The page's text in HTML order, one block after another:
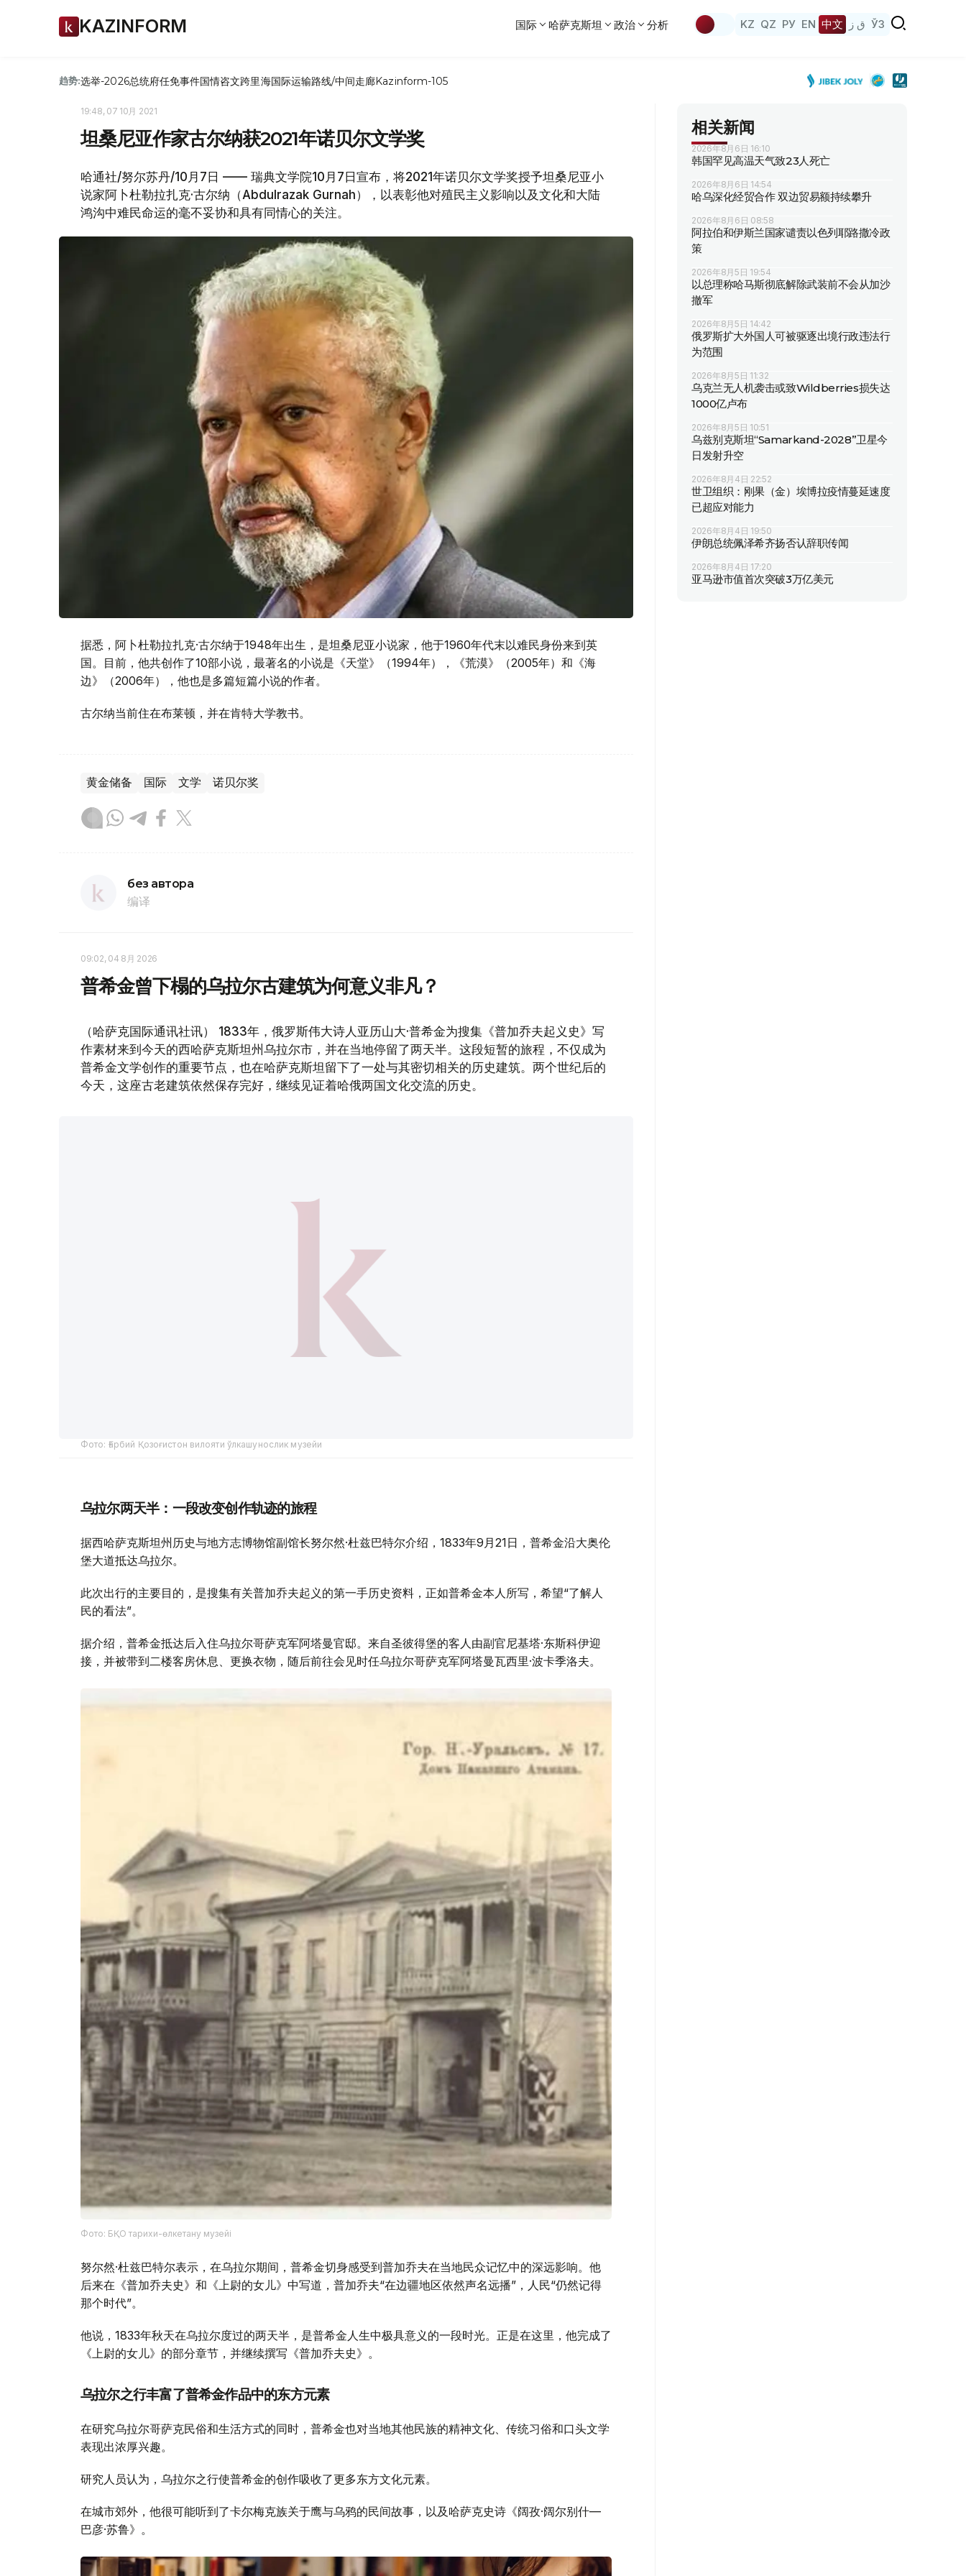
KAZINFORM 国际 哈萨克斯坦 政治 分析 KZ QZ РУ EN 中文 ق ز ЎЗ
趋势:选举-2026总统府任免事件国情咨文跨里海国际运输路线/中间走廊Kazinform-105
19:48, 07 10月 2021
坦桑尼亚作家古尔纳获2021年诺贝尔文学奖
哈通社/努尔苏丹/10月7日 —— 瑞典文学院10月7日宣布，将2021年诺贝尔文学奖授予坦桑尼亚小
说家阿卜杜勒拉扎克·古尔纳（Abdulrazak Gurnah），以表彰他对殖民主义影响以及文化和大陆
鸿沟中难民命运的毫不妥协和具有同情心的关注。
据悉，阿卜杜勒拉扎克·古尔纳于1948年出生，是坦桑尼亚小说家，他于1960年代末以难民身份来到英
国。目前，他共创作了10部小说，最著名的小说是《天堂》（1994年），《荒漠》（2005年）和《海
边》（2006年），他也是多篇短篇小说的作者。
古尔纳当前住在布莱顿，并在肯特大学教书。
黄金储备 国际 文学 诺贝尔奖
без автора
编译
09:02, 04 8月 2026
普希金曾下榻的乌拉尔古建筑为何意义非凡？
（哈萨克国际通讯社讯） 1833年，俄罗斯伟大诗人亚历山大·普希金为搜集《普加乔夫起义史》写
作素材来到今天的西哈萨克斯坦州乌拉尔市，并在当地停留了两天半。这段短暂的旅程，不仅成为
普希金文学创作的重要节点，也在哈萨克斯坦留下了一处与其密切相关的历史建筑。两个世纪后的
今天，这座古老建筑依然保存完好，继续见证着哈俄两国文化交流的历史。
Фото: Ғарбий Қозоғистон вилояти ўлкашунослик музейи
乌拉尔两天半：一段改变创作轨迹的旅程
据西哈萨克斯坦州历史与地方志博物馆副馆长努尔然·杜兹巴特尔介绍，1833年9月21日，普希金沿大奥伦
堡大道抵达乌拉尔。
此次出行的主要目的，是搜集有关普加乔夫起义的第一手历史资料，正如普希金本人所写，希望“了解人
民的看法”。
据介绍，普希金抵达后入住乌拉尔哥萨克军阿塔曼官邸。来自圣彼得堡的客人由副官尼基塔·东斯科伊迎
接，并被带到二楼客房休息、更换衣物，随后前往会见时任乌拉尔哥萨克军阿塔曼瓦西里·波卡季洛夫。
Фото: БҚО тарихи-өлкетану музейі
努尔然·杜兹巴特尔表示，在乌拉尔期间，普希金切身感受到普加乔夫在当地民众记忆中的深远影响。他
后来在《普加乔夫史》和《上尉的女儿》中写道，普加乔夫“在边疆地区依然声名远播”，人民“仍然记得
那个时代”。
他说，1833年秋天在乌拉尔度过的两天半，是普希金人生中极具意义的一段时光。正是在这里，他完成了
《上尉的女儿》的部分章节，并继续撰写《普加乔夫史》。
乌拉尔之行丰富了普希金作品中的东方元素
在研究乌拉尔哥萨克民俗和生活方式的同时，普希金也对当地其他民族的精神文化、传统习俗和口头文学
表现出浓厚兴趣。
研究人员认为，乌拉尔之行使普希金的创作吸收了更多东方文化元素。
在城市郊外，他很可能听到了卡尔梅克族关于鹰与乌鸦的民间故事，以及哈萨克史诗《阔孜·阔尔别什—
巴彦·苏鲁》。
相关新闻
2026年8月6日 16:10
韩国罕见高温天气致23人死亡
2026年8月6日 14:54
哈乌深化经贸合作 双边贸易额持续攀升
2026年8月6日 08:58
阿拉伯和伊斯兰国家谴责以色列耶路撒冷政
策
2026年8月5日 19:54
以总理称哈马斯彻底解除武装前不会从加沙
撤军
2026年8月5日 14:42
俄罗斯扩大外国人可被驱逐出境行政违法行
为范围
2026年8月5日 11:32
乌克兰无人机袭击或致Wildberries损失达
1000亿卢布
2026年8月5日 10:51
乌兹别克斯坦“Samarkand-2028”卫星今
日发射升空
2026年8月4日 22:52
世卫组织：刚果（金）埃博拉疫情蔓延速度
已超应对能力
2026年8月4日 19:50
伊朗总统佩泽希齐扬否认辞职传闻
2026年8月4日 17:20
亚马逊市值首次突破3万亿美元